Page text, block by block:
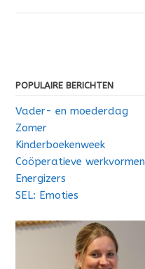
POPULAIRE BERICHTEN
Vader- en moederdag
Zomer
Kinderboekenweek
Coöperatieve werkvormen
Energizers
SEL: Emoties